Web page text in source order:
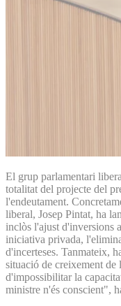
El grup parlamentari
totalitat del projecte del
l'endeutament.
liberal, Josep Pintat, ha
inclòs l'ajust d'inversions
iniciativa privada,
d'incerteses. Tanmateix,
situació de creixement de
d'impossibilitar la
ministre n'és conscient",